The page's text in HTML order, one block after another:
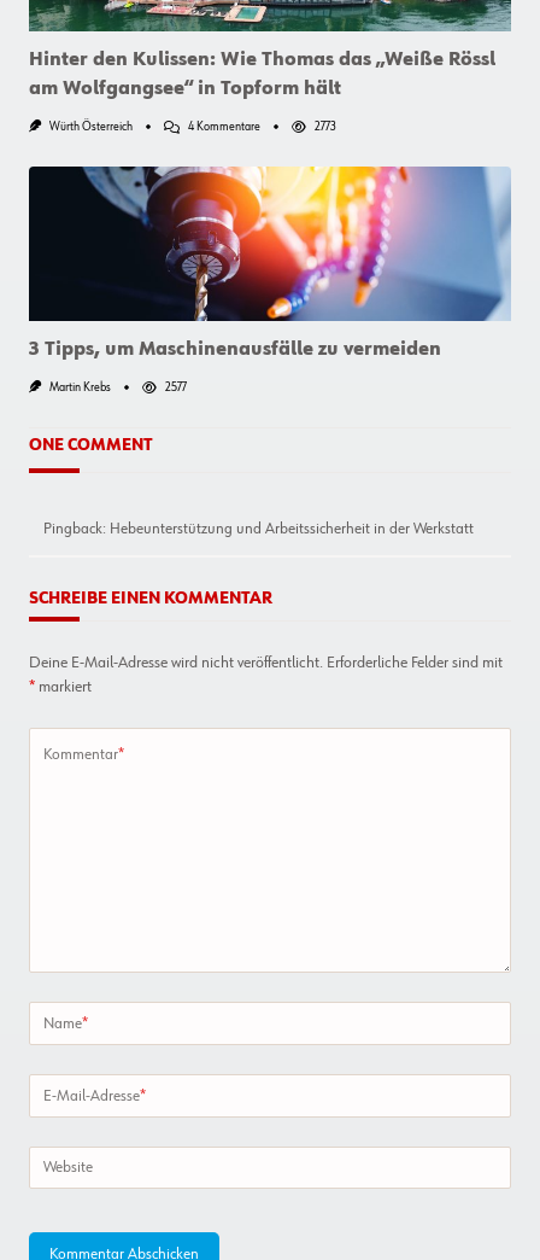
Hinter den Kulissen: Wie Thomas das „Weiße Rössl
am Wolfgangsee“ in Topform hält
Würth Österreich 4 KommentareZu
Kulissen:
Wie
Thomas
Das
„Weiße
Rössl
Am
Wolfgangsee“
In
Topform
2773
3 Tipps, um Maschinenausfälle zu vermeiden
Martin Krebs 2577
ONE COMMENT
Pingback: Hebeunterstützung und Arbeitssicherheit in der Werkstatt
SCHREIBE EINEN KOMMENTAR
Deine E-Mail-Adresse wird nicht veröffentlicht. Erforderliche Felder sind mit
* markiert
Kommentar*
Name*
E-Mail-Adresse*
Website